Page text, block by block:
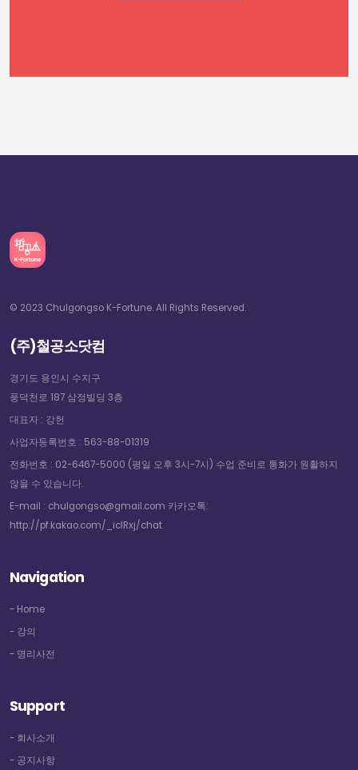
© 2023 Chulgongso K-Fortune. All Rights Reserved.
(주)철공소닷컴
경기도 용인시 수지구
풍덕천로 187 삼정빌딩 3층
대표자 : 강헌
사업자등록번호 : 563-88-01319
전화번호 : 02-6467-5000 (평일 오후 3시-7시) 수업 준비로 통화가 원활하지
않을 수 있습니다.
E-mail : chulgongso@gmail.com 카카오톡:
http://pf.kakao.com/_icIRxj/chat
Navigation
- Home
- 강의
- 명리사전
Support
- 회사소개
- 공지사항